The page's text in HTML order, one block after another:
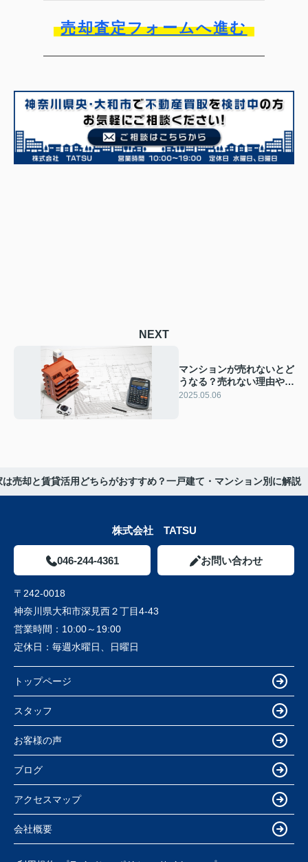
売却査定フォームへ進む
NEXT
マンションが売れないとど
うなる？売れない理由や対
策についても解説
2025.05.06
は売却と賃貸活用どちらがおすすめ？一戸建て・マンション別に解説
株式会社 TATSU
046-244-4361 お問い合わせ
〒242-0018
神奈川県大和市深見西２丁目4-43
営業時間： 10:00～19:00
定休日： 毎週水曜日、日曜日
トップページ
スタッフ
お客様の声
ブログ
アクセスマップ
会社概要